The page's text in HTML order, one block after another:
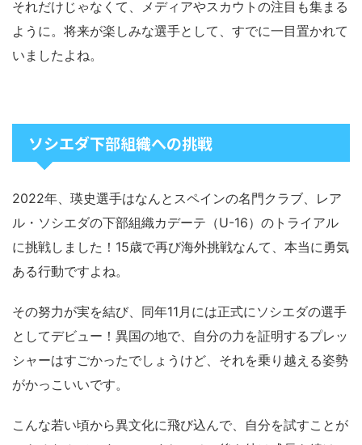
それだけじゃなくて、メディアやスカウトの注目も集まる
ように。将来が楽しみな選手として、すでに一目置かれて
いましたよね。
ソシエダ下部組織への挑戦
2022年、瑛史選手はなんとスペインの名門クラブ、レア
ル・ソシエダの下部組織カデーテ（U-16）のトライアル
に挑戦しました！15歳で再び海外挑戦なんて、本当に勇気
ある行動ですよね。
その努力が実を結び、同年11月には正式にソシエダの選手
としてデビュー！異国の地で、自分の力を証明するプレッ
シャーはすごかったでしょうけど、それを乗り越える姿勢
がかっこいいです。
こんな若い頃から異文化に飛び込んで、自分を試すことが